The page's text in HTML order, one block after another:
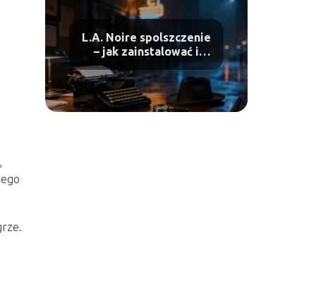
L.A. Noire spolszczenie
– jak zainstalować i
gdzie pobrać?